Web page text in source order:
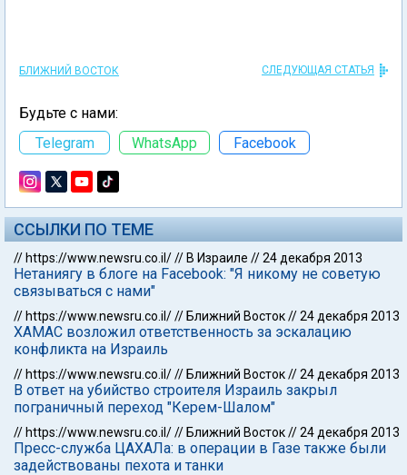
БЛИЖНИЙ ВОСТОК СЛЕДУЮЩАЯ СТАТЬЯ
Будьте с нами:
Telegram
WhatsApp Facebook
ССЫЛКИ ПО ТЕМЕ
// https://www.newsru.co.il/// В Израиле //24 декабря 2013
Нетаниягу в блоге на Facebook: "Я никому не советую
связываться с нами"
// https://www.newsru.co.il/// Ближний Восток//24 декабря 2013
ХАМАС возложил ответственность за эскалацию
конфликта на Израиль
// https://www.newsru.co.il/// Ближний Восток//24 декабря 2013
В ответ на убийство строителя Израиль закрыл
пограничный переход "Керем-Шалом"
// https://www.newsru.co.il/// Ближний Восток//24 декабря 2013
Пресс-служба ЦАХАЛа: в операции в Газе также были
задействованы пехота и танки